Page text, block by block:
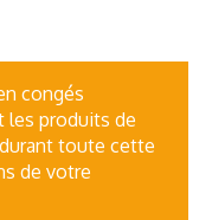
congés
les produits de
toute cette
de votre